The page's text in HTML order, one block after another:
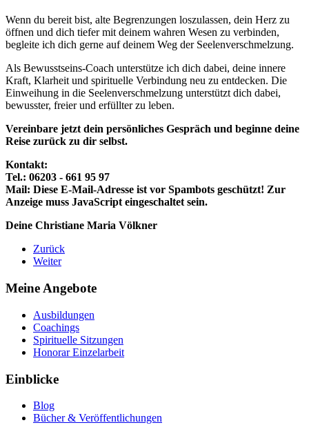
Wenn du bereit bist, alte Begrenzungen loszulassen, dein Herz zu
öffnen und dich tiefer mit deinem wahren Wesen zu verbinden,
begleite ich dich gerne auf deinem Weg der Seelenverschmelzung.
Als Bewusstseins-Coach unterstütze ich dich dabei, deine innere
Kraft, Klarheit und spirituelle Verbindung neu zu entdecken. Die
Einweihung in die Seelenverschmelzung unterstützt dich dabei,
bewusster, freier und erfüllter zu leben.
Vereinbare jetzt dein persönliches Gespräch und beginne deine
Reise zurück zu dir selbst.
Kontakt:
Tel.: 06203 - 661 95 97
Mail: Diese E-Mail-Adresse ist vor Spambots geschützt! Zur
Anzeige muss JavaScript eingeschaltet sein.
Deine Christiane Maria Völkner
Zurück
Weiter
Meine Angebote
Ausbildungen
Coachings
Spirituelle Sitzungen
Honorar Einzelarbeit
Einblicke
Blog
Bücher & Veröffentlichungen